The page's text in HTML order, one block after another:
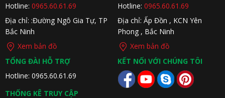
Hotline: 0965.60.61.69
Địa chỉ: :Đường Ngô Gia Tự, TP
Bắc Ninh
Xem bản đồ
Hotline: 0965.60.61.69
Địa chỉ: Ấp Đồn , KCN Yên
Phong , Bắc Ninh
Xem bản đồ
TỔNG ĐÀI HỖ TRỢ
Hotline: 0965.60.61.69
KẾT NỐI VỚI CHÚNG TÔI
THỐNG KÊ TRUY CẬP